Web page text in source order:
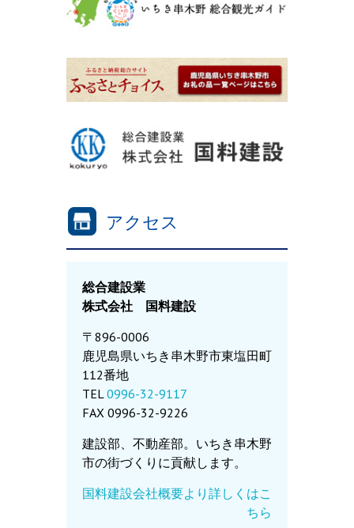
アクセス
総合建設業
株式会社 国料建設
〒896-0006
鹿児島県いちき串木野市東塩田町
112番地
TEL0996-32-9117
FAX 0996-32-9226
建設部、不動産部。いちき串木野
市の街づくりに貢献します。
国料建設会社概要より詳しくはこ
ちら